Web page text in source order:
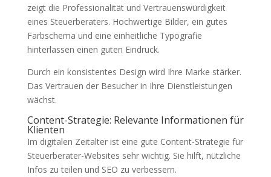
zeigt die Professionalität und Vertrauenswürdigkeit
eines Steuerberaters. Hochwertige Bilder, ein gutes
Farbschema und eine einheitliche Typografie
hinterlassen einen guten Eindruck.
Durch ein konsistentes Design wird Ihre Marke stärker.
Das Vertrauen der Besucher in Ihre Dienstleistungen
wächst.
Content-Strategie: Relevante Informationen für
Klienten
Im digitalen Zeitalter ist eine gute Content-Strategie für
Steuerberater-Websites sehr wichtig. Sie hilft, nützliche
Infos zu teilen und SEO zu verbessern.